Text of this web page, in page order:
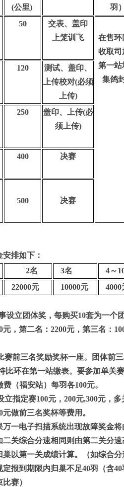
(公里)
羽）
50
交表、盖印
上笼训飞
在售环
收取司
第一站
集鸽
120
测试、盖印、
上传校对(必须
上传)
250
盖印、上传(必
须上传)
400 决赛
500 决赛
排如下：
2名 3名 4～
22000元 10000元 4000
设立团体奖，每购买10套为一个
元，第二名： 2200元，第三名：
赛前三名奖励奖杯一座。团体前三
比环在第一站缴表。要参加单关
费（福安站）每羽各100元。
立指定赛100元，200元,300元，多
元做前三名奖杯等费用。
万一电子扫描系统出现故障奖金
二关综合分速相同则由第二关分
以第一关成绩计算。（如综合
定报到期限内归巢不足40羽（含40
赛）